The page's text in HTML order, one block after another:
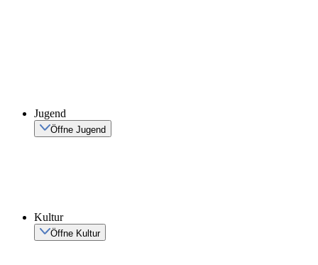
Jugend
Öffne Jugend
Kultur
Öffne Kultur